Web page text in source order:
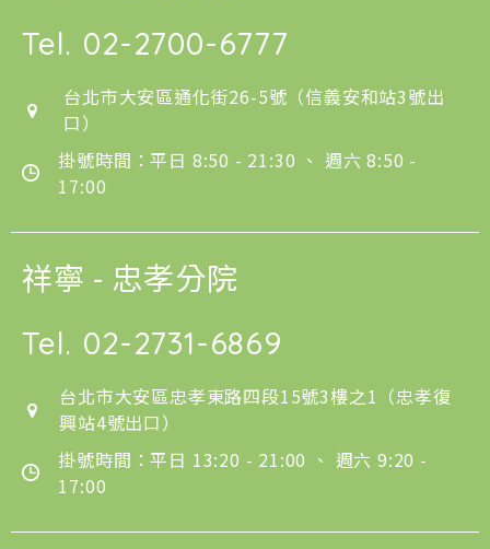
Tel. 02-2700-6777
台北市大安區通化街26-5號（信義安和站3號出
口）
掛號時間：平日 8:50 - 21:30 、 週六 8:50 -
17:00
祥寧 - 忠孝分院
Tel. 02-2731-6869
台北市大安區忠孝東路四段15號3樓之1（忠孝復
興站4號出口）
掛號時間：平日 13:20 - 21:00 、 週六 9:20 -
17:00